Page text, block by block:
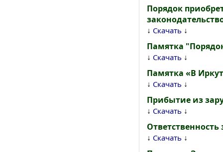
Порядок
↓ Скачать ↓
Памятка
↓ Скачать ↓
Памятка «В
↓ Скачать ↓
Прибытие из
↓ Скачать ↓
↓ Скачать ↓